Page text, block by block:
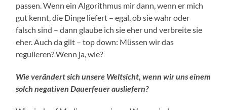
passen. Wenn ein Algorithmus mir dann, wenn er mich
gut kennt, die Dinge liefert – egal, ob sie wahr oder
falsch sind – dann glaube ich sie eher und verbreite sie
eher. Auch da gilt – top down: Müssen wir das
regulieren? Wenn ja, wie?
Wie verändert sich unsere Weltsicht, wenn wir uns einem
solch negativen Dauerfeuer ausliefern?